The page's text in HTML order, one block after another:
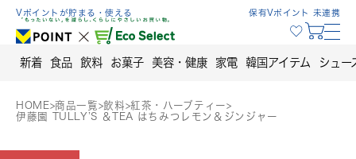
Skip
content
Vポイントが貯まる・使える 保有Vポイント 未連携
新着 食品 飲料 お菓子 美容・健康 家電 韓国アイテム シュー
HOME>商品一覧>飲料>紅茶・ハーブティー>
伊藤園 TULLY’S ＆TEA はちみつレモン＆ジンジャー